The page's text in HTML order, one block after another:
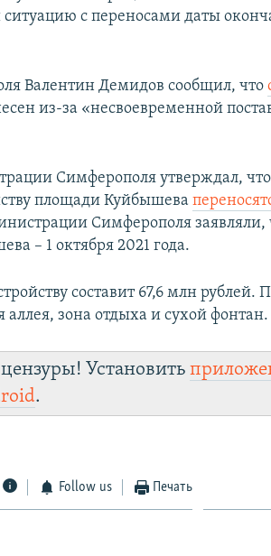
с переносами даты
Валентин Демидов сообщил, что
из-за «несвоевременной
Симферополя утверждал,
площади Куйбышева
Симферополя заявляли,
– 1 октября 2021 года.
составит 67,6 млн рублей.
зона отдыха и сухой фонтан.
Установить
.
Follow us Печать